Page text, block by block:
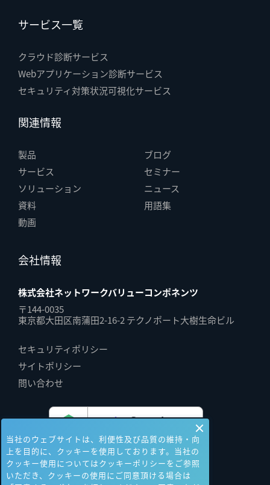
サービス一覧
クラウド診断サービス
Webアプリケーション診断サービス
セキュリティ対策状況可視化サービス
関連情報
製品
サービス
ソリューション
資料
動画
ブログ
セミナー
ニュース
用語集
会社情報
株式会社ネットワークバリューコンポネンツ
〒144-0035
東京都大田区南蒲田2-16-2 テクノポート大樹生命ビル
セキュリティポリシー
サイトポリシー
問い合わせ
当社のウェブサイトは、利便性及び品質の維持・向
上を目的に、クッキーを使用しております。当社の
クッキー使用についてはクッキーポリシーをご参照
いただき、クッキーの使用にご同意頂ける場合は